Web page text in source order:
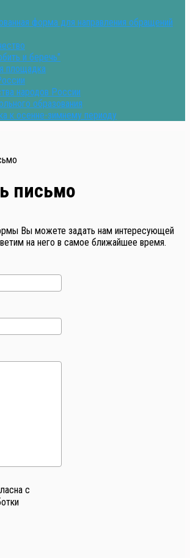
форма для направления обращений
и беречь"
площадка
народов России
образования
к осенне-зимнему периоду
письмо
Вы можете задать нам интересующей
на него в самое ближайшее время.
с